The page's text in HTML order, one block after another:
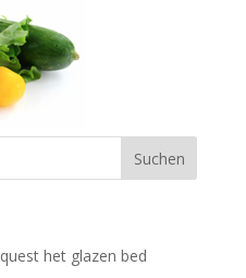
het glazen bed